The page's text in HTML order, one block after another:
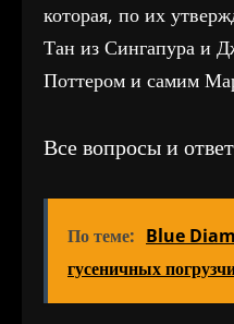
которая, по их
Тан из Сингапура и
Поттером и самим
Все вопросы и
По теме: Blue
гусеничных